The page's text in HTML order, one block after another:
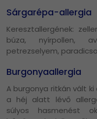
Sárgarépa-allergia
Keresztallergének:
búza, nyírpollen,
petrezselyem,
Burgonyaallergia
A burgonya ritkán vált
a héj alatt lévő
súlyos hasmenést